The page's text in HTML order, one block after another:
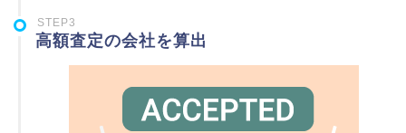
STEP3
高額査定の会社を算出